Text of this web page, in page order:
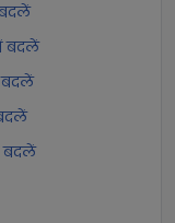
बदलें
बदलें
बदलें
बदलें